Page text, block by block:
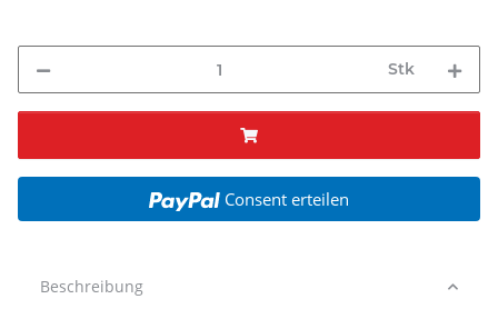
Stk
Consent erteilen
Beschreibung